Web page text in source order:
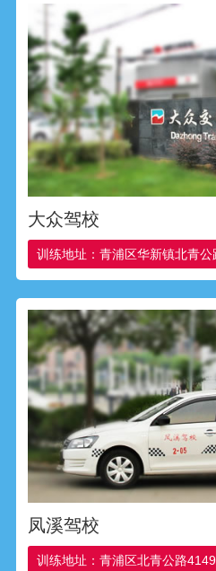
大众驾校
训练地址：青浦区华新镇北青
凤溪驾校
训练地址：青浦区北青公路4149